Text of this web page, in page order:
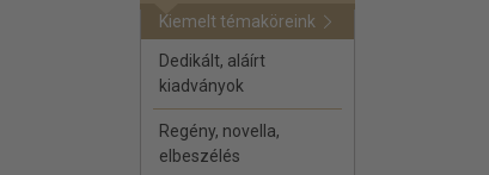
Kiemelt témaköreink
Dedikált, aláírt
kiadványok
Regény, novella,
elbeszélés